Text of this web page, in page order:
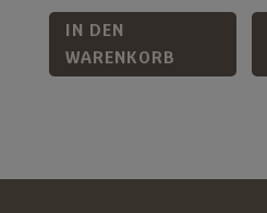
IN DEN
WARENKORB